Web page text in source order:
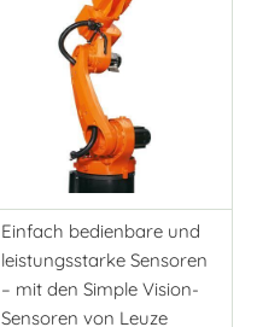
Einfach bedienbare und
leistungsstarke Sensoren
– mit den Simple Vision-
Sensoren von Leuze